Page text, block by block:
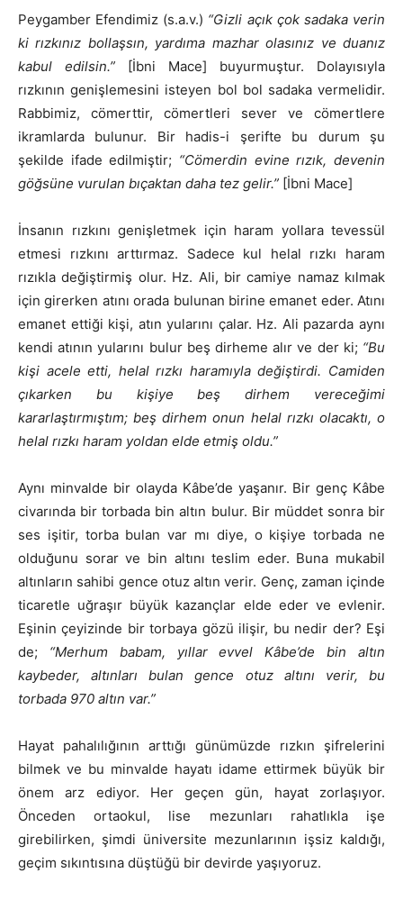
Peygamber Efendimiz (s.a.v.) “Gizli açık çok sadaka verin
ki rızkınız bollaşsın, yardıma mazhar olasınız ve duanız
kabul edilsin.” [İbni Mace] buyurmuştur. Dolayısıyla
rızkının genişlemesini isteyen bol bol sadaka vermelidir.
Rabbimiz, cömerttir, cömertleri sever ve cömertlere
ikramlarda bulunur. Bir hadis-i şerifte bu durum şu
şekilde ifade edilmiştir; “Cömerdin evine rızık, devenin
göğsüne vurulan bıçaktan daha tez gelir.” [İbni Mace]
İnsanın rızkını genişletmek için haram yollara tevessül
etmesi rızkını arttırmaz. Sadece kul helal rızkı haram
rızıkla değiştirmiş olur. Hz. Ali, bir camiye namaz kılmak
için girerken atını orada bulunan birine emanet eder. Atını
emanet ettiği kişi, atın yularını çalar. Hz. Ali pazarda aynı
kendi atının yularını bulur beş dirheme alır ve der ki; “Bu
kişi acele etti, helal rızkı haramıyla değiştirdi. Camiden
çıkarken bu kişiye beş dirhem vereceğimi
kararlaştırmıştım; beş dirhem onun helal rızkı olacaktı, o
helal rızkı haram yoldan elde etmiş oldu.”
Aynı minvalde bir olayda Kâbe’de yaşanır. Bir genç Kâbe
civarında bir torbada bin altın bulur. Bir müddet sonra bir
ses işitir, torba bulan var mı diye, o kişiye torbada ne
olduğunu sorar ve bin altını teslim eder. Buna mukabil
altınların sahibi gence otuz altın verir. Genç, zaman içinde
ticaretle uğraşır büyük kazançlar elde eder ve evlenir.
Eşinin çeyizinde bir torbaya gözü ilişir, bu nedir der? Eşi
de; “Merhum babam, yıllar evvel Kâbe’de bin altın
kaybeder, altınları bulan gence otuz altını verir, bu
torbada 970 altın var.”
Hayat pahalılığının arttığı günümüzde rızkın şifrelerini
bilmek ve bu minvalde hayatı idame ettirmek büyük bir
önem arz ediyor. Her geçen gün, hayat zorlaşıyor.
Önceden ortaokul, lise mezunları rahatlıkla işe
girebilirken, şimdi üniversite mezunlarının işsiz kaldığı,
geçim sıkıntısına düştüğü bir devirde yaşıyoruz.